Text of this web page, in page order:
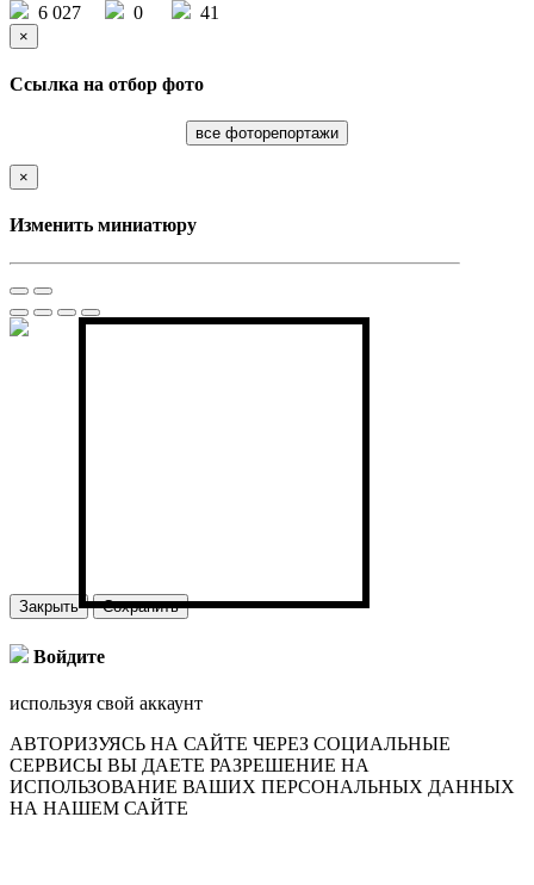
6 027
0 41
×
Ссылка на отбор фото
все фоторепортажи
×
Изменить миниатюру
Закрыть Сохранить
Войдите
используя свой аккаунт
АВТОРИЗУЯСЬ НА САЙТЕ ЧЕРЕЗ СОЦИАЛЬНЫЕ
СЕРВИСЫ ВЫ ДАЕТЕ РАЗРЕШЕНИЕ НА
ИСПОЛЬЗОВАНИЕ ВАШИХ ПЕРСОНАЛЬНЫХ ДАННЫХ
НА НАШЕМ САЙТЕ